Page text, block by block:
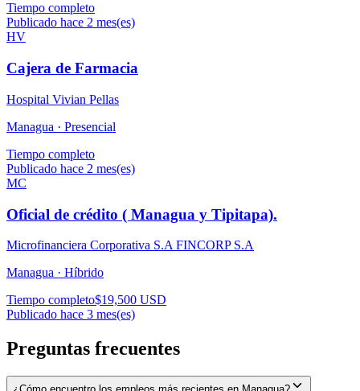
Tiempo completo
Publicado hace 2 mes(es)
HV
Cajera de Farmacia
Hospital Vivian Pellas
Managua · Presencial
Tiempo completo
Publicado hace 2 mes(es)
MC
Oficial de crédito ( Managua y Tipitapa).
Microfinanciera Corporativa S.A FINCORP S.A
Managua · Híbrido
Tiempo completo$19,500 USD
Publicado hace 3 mes(es)
Preguntas frecuentes